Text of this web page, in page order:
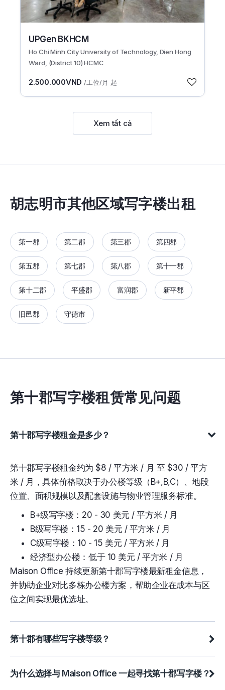
UPGen BKHCM
Ho Chi Minh City University of Technology, Dien Hong
Ward, (District 10) HCMC
2.500.000VND /工位/月 起
Xem tất cả
胡志明市其他区域写字楼出租
第一郡 第二郡 第三郡 第四郡
第五郡 第七郡 第八郡 第十一郡
第十二郡 平盛郡 富润郡 新平郡
旧邑郡 守德市
第十郡写字楼租赁常见问题
第十郡写字楼租金是多少？
第十郡写字楼租金约为 $8 / 平方米 / 月 至 $30 / 平方
米 / 月，具体价格取决于办公楼等级（B+,B,C）、地段
位置、面积规模以及配套设施与物业管理服务标准。
B+级写字楼：20 - 30 美元 / 平方米 / 月
B级写字楼：15 - 20 美元 / 平方米 / 月
C级写字楼：10 - 15 美元 / 平方米 / 月
经济型办公楼：低于 10 美元 / 平方米 / 月
Maison Office 持续更新第十郡写字楼最新租金信息，
并协助企业对比多栋办公楼方案，帮助企业在成本与区
位之间实现最优选址。
第十郡有哪些写字楼等级？
为什么选择与 Maison Office 一起寻找第十郡写字楼？